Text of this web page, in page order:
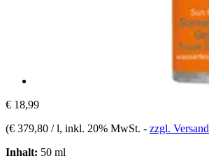
€ 18,99
(€ 379,80 / l, inkl. 20% MwSt. - zzgl. Versand
Inhalt: 50 ml